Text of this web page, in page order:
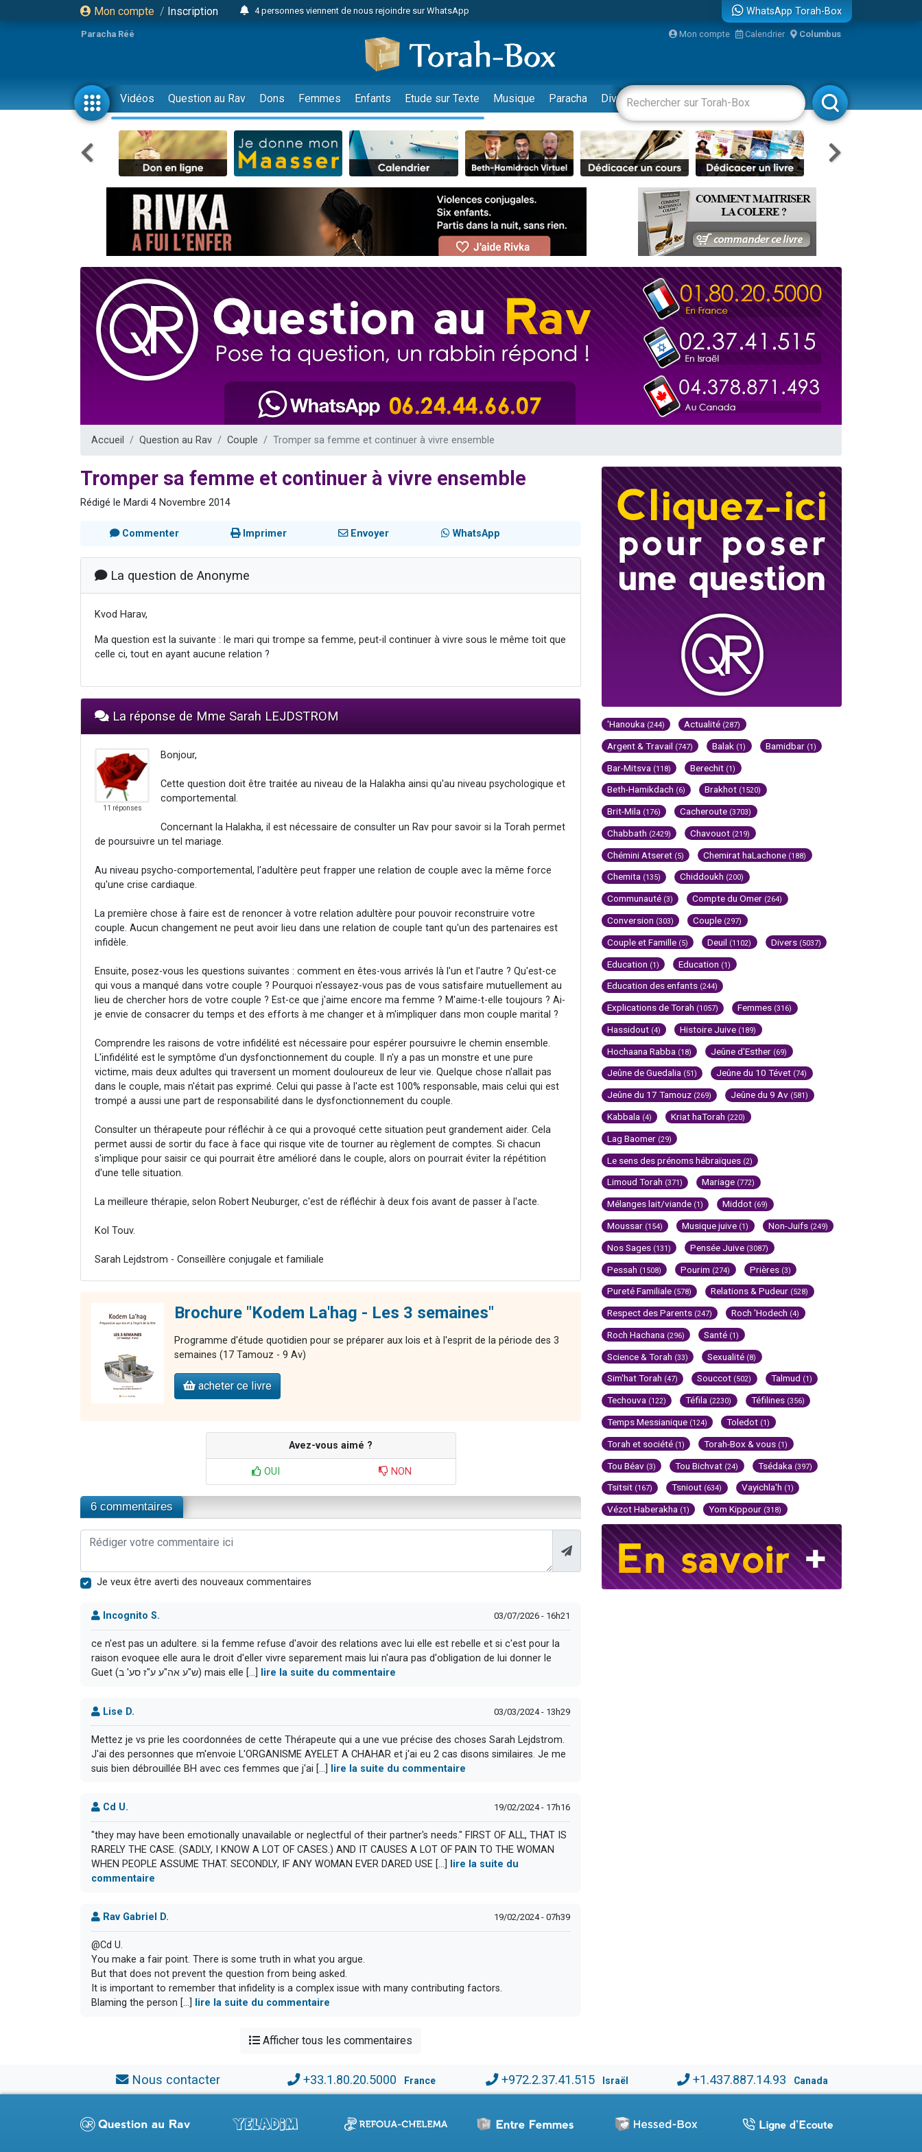
Mon compte / Inscription
4 personnes viennent de nous rejoindre sur WhatsApp
Odaya vient de donner son Maasser
3 personnes viennent de faire un don pour 5 jours de vacances aux Orphelins
3 personnes viennent de faire un don pour Diane, 80 ans, dans un appartement insalubre
13 personnes viennent de demander une bénédiction
2 personnes viennent de nous rejoindre sur WhatsApp
30 personnes viennent de faire un don pour Sauvez la jambe de Yohan
Il reste 49 places pour étudier en groupe sur Zoom
12 nouvelles musiques dans Torah-Box Music
3 personnes viennent de nous rejoindre sur WhatsApp
2 personnes viennent de nous rejoindre sur WhatsApp
3 personnes viennent de nous rejoindre sur WhatsApp
2 nouvelles musiques dans Torah-Box Music
8 personnes viennent de faire un don pour Tsédaka : pauvres d'Israel
Nouvelle émission radio : Visions de grandeur n°104 : Le Chabbath et le Birkat Hamazone à travers le temps
Ariel vient de donner son Maasser
Il reste 49 places pour étudier en groupe sur Zoom
Eva vient de donner son Maasser
WhatsApp Torah-Box
Paracha Réé Mon compte Calendrier Columbus
Vidéos Question au Rav Dons Femmes Enfants Etude sur Texte Musique Paracha Divertissements Livres Rabbanim
Accueil Question au Rav Couple Tromper sa femme et continuer à vivre ensemble
Tromper sa femme et continuer à vivre ensemble
Rédigé le Mardi 4 Novembre 2014
Commenter Imprimer Envoyer WhatsApp
La question de Anonyme
Kvod Harav,
Ma question est la suivante : le mari qui trompe sa femme, peut-il continuer à vivre sous le même toit que
celle ci, tout en ayant aucune relation ?
La réponse de Mme Sarah LEJDSTROM
11 réponses
Bonjour,
Cette question doit être traitée au niveau de la Halakha ainsi qu'au niveau psychologique et
comportemental.
Concernant la Halakha, il est nécessaire de consulter un Rav pour savoir si la Torah permet
de poursuivre un tel mariage.
Au niveau psycho-comportemental, l'adultère peut frapper une relation de couple avec la même force
qu'une crise cardiaque.
La première chose à faire est de renoncer à votre relation adultère pour pouvoir reconstruire votre
couple. Aucun changement ne peut avoir lieu dans une relation de couple tant qu'un des partenaires est
infidèle.
Ensuite, posez-vous les questions suivantes : comment en êtes-vous arrivés là l'un et l'autre ? Qu'est-ce
qui vous a manqué dans votre couple ? Pourquoi n'essayez-vous pas de vous satisfaire mutuellement au
lieu de chercher hors de votre couple ? Est-ce que j'aime encore ma femme ? M'aime-t-elle toujours ? Ai-
je envie de consacrer du temps et des efforts à me changer et à m'impliquer dans mon couple marital ?
Comprendre les raisons de votre infidélité est nécessaire pour espérer poursuivre le chemin ensemble.
L'infidélité est le symptôme d'un dysfonctionnement du couple. Il n'y a pas un monstre et une pure
victime, mais deux adultes qui traversent un moment douloureux de leur vie. Quelque chose n'allait pas
dans le couple, mais n'était pas exprimé. Celui qui passe à l'acte est 100% responsable, mais celui qui est
trompé a aussi une part de responsabilité dans le dysfonctionnement du couple.
Consulter un thérapeute pour réfléchir à ce qui a provoqué cette situation peut grandement aider. Cela
permet aussi de sortir du face à face qui risque vite de tourner au règlement de comptes. Si chacun
s'implique pour saisir ce qui pourrait être amélioré dans le couple, alors on pourrait éviter la répétition
d'une telle situation.
La meilleure thérapie, selon Robert Neuburger, c'est de réfléchir à deux fois avant de passer à l'acte.
Kol Touv.
Sarah Lejdstrom - Conseillère conjugale et familiale
Brochure "Kodem La'hag - Les 3 semaines"
Programme d'étude quotidien pour se préparer aux lois et à l'esprit de la période des 3
semaines (17 Tamouz - 9 Av)
acheter ce livre
Avez-vous aimé ?
OUI NON
6 commentaires
Je veux être averti des nouveaux commentaires
Incognito S. 03/07/2026 - 16h21
ce n'est pas un adultere. si la femme refuse d'avoir des relations avec lui elle est rebelle et si c'est pour la
raison evoquee elle aura le droit d'eller vivre separement mais lui n'aura pas d'obligation de lui donner le
Guet (ש"ע אה"ע ע"ז סע' ב) mais elle [...]
lire la suite du commentaire
Lise D. 03/03/2024 - 13h29
Mettez je vs prie les coordonnées de cette Thérapeute qui a une vue précise des choses Sarah Lejdstrom.
J'ai des personnes que m'envoie L'ORGANISME AYELET A CHAHAR et j'ai eu 2 cas disons similaires. Je me
suis bien débrouillée BH avec ces femmes que j'ai [...]
lire la suite du commentaire
Cd U. 19/02/2024 - 17h16
"they may have been emotionally unavailable or neglectful of their partner's needs." FIRST OF ALL, THAT IS
RARELY THE CASE. (SADLY, I KNOW A LOT OF CASES.) AND IT CAUSES A LOT OF PAIN TO THE WOMAN
WHEN PEOPLE ASSUME THAT. SECONDLY, IF ANY WOMAN EVER DARED USE [...]
lire la suite du
commentaire
Rav Gabriel D. 19/02/2024 - 07h39
@Cd U.
You make a fair point. There is some truth in what you argue.
But that does not prevent the question from being asked.
It is important to remember that infidelity is a complex issue with many contributing factors.
Blaming the person [...] lire la suite du commentaire
Afficher tous les commentaires
'Hanouka (244) Actualité (287)
Argent & Travail (747) Balak (1) Bamidbar (1)
Bar-Mitsva (118) Berechit (1)
Beth-Hamikdach (6) Brakhot (1520)
Brit-Mila (176) Cacheroute (3703)
Chabbath (2429) Chavouot (219)
Chémini Atseret (5) Chemirat haLachone (188)
Chemita (135) Chiddoukh (200)
Communauté (3) Compte du Omer (264)
Conversion (303) Couple (297)
Couple et Famille (5) Deuil (1102) Divers (5037)
Education (1) Education (1)
Education des enfants (244)
Explications de Torah (1057) Femmes (316)
Hassidout (4) Histoire Juive (189)
Hochaana Rabba (18) Jeûne d'Esther (69)
Jeûne de Guedalia (51) Jeûne du 10 Tévet (74)
Jeûne du 17 Tamouz (269) Jeûne du 9 Av (581)
Kabbala (4) Kriat haTorah (220)
Lag Baomer (29)
Le sens des prénoms hébraïques (2)
Limoud Torah (371) Mariage (772)
Mélanges lait/viande (1) Middot (69)
Moussar (154) Musique juive (1) Non-Juifs (249)
Nos Sages (131) Pensée Juive (3087)
Pessah (1508) Pourim (274) Prières (3)
Pureté Familiale (578) Relations & Pudeur (528)
Respect des Parents (247) Roch 'Hodech (4)
Roch Hachana (296) Santé (1)
Science & Torah (33) Sexualité (8)
Sim'hat Torah (47) Souccot (502) Talmud (1)
Techouva (122) Téfila (2230) Téfilines (356)
Temps Messianique (124) Toledot (1)
Torah et société (1) Torah-Box & vous (1)
Tou Béav (3) Tou Bichvat (24) Tsédaka (397)
Tsitsit (167) Tsniout (634) Vayichla'h (1)
Vézot Haberakha (1) Yom Kippour (318)
Nous contacter +33.1.80.20.5000 France +972.2.37.41.515 Israël +1.437.887.14.93 Canada